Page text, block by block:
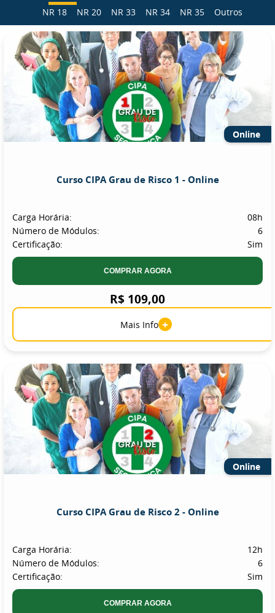
NR 18
NR 20 NR 33 NR 34 NR 35 Outros
Online
Curso CIPA Grau de Risco 1 - Online
Carga Horária:
08h
Número de Módulos:
6
Certificação:
Sim
COMPRAR AGORA
R$ 109,00
Mais Info +
Online
Curso CIPA Grau de Risco 2 - Online
Carga Horária:
12h
Número de Módulos:
6
Certificação:
Sim
COMPRAR AGORA